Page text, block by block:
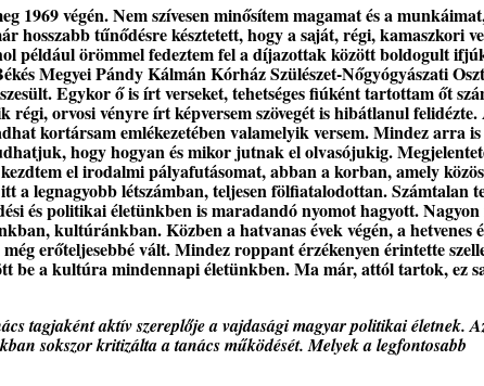
végén. Nem szívesen minősítem magamat és a
hosszabb tűnődésre késztetett, hogy a saját, régi, kamaszkori
például örömmel fedeztem fel a díjazottak között boldogult
Megyei Pándy Kálmán Kórház Szülészet-Nőgyógyászati
Egykor ő is írt verseket, tehetséges fiúként tartottam őt
orvosi vényre írt képversem szövegét is hibátlanul
kortársam emlékezetében valamelyik versem. Mindez arra
hogy hogyan és mikor jutnak el olvasójukig.
el irodalmi pályafutásomat, abban a korban, amely
legnagyobb létszámban, teljesen fölfiatalodottan. Számtalan
és politikai életünkben is maradandó nyomot hagyott. Nagyon
kultúránkban. Közben a hatvanas évek végén, a hetvenes
erőteljesebbé vált. Mindez roppant érzékenyen érintette
be a kultúra mindennapi életünkben. Ma már, attól tartok, ez
tagjaként aktív szereplője a vajdasági magyar politikai életnek.
sokszor kritizálta a tanács működését. Melyek a legfontosabb